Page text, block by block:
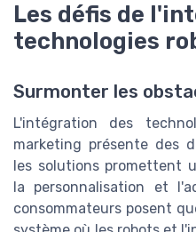
Les défis de
technologies
Surmonter les
L'intégration des
marketing présente des
les solutions promettent
la personnalisation et
consommateurs posent